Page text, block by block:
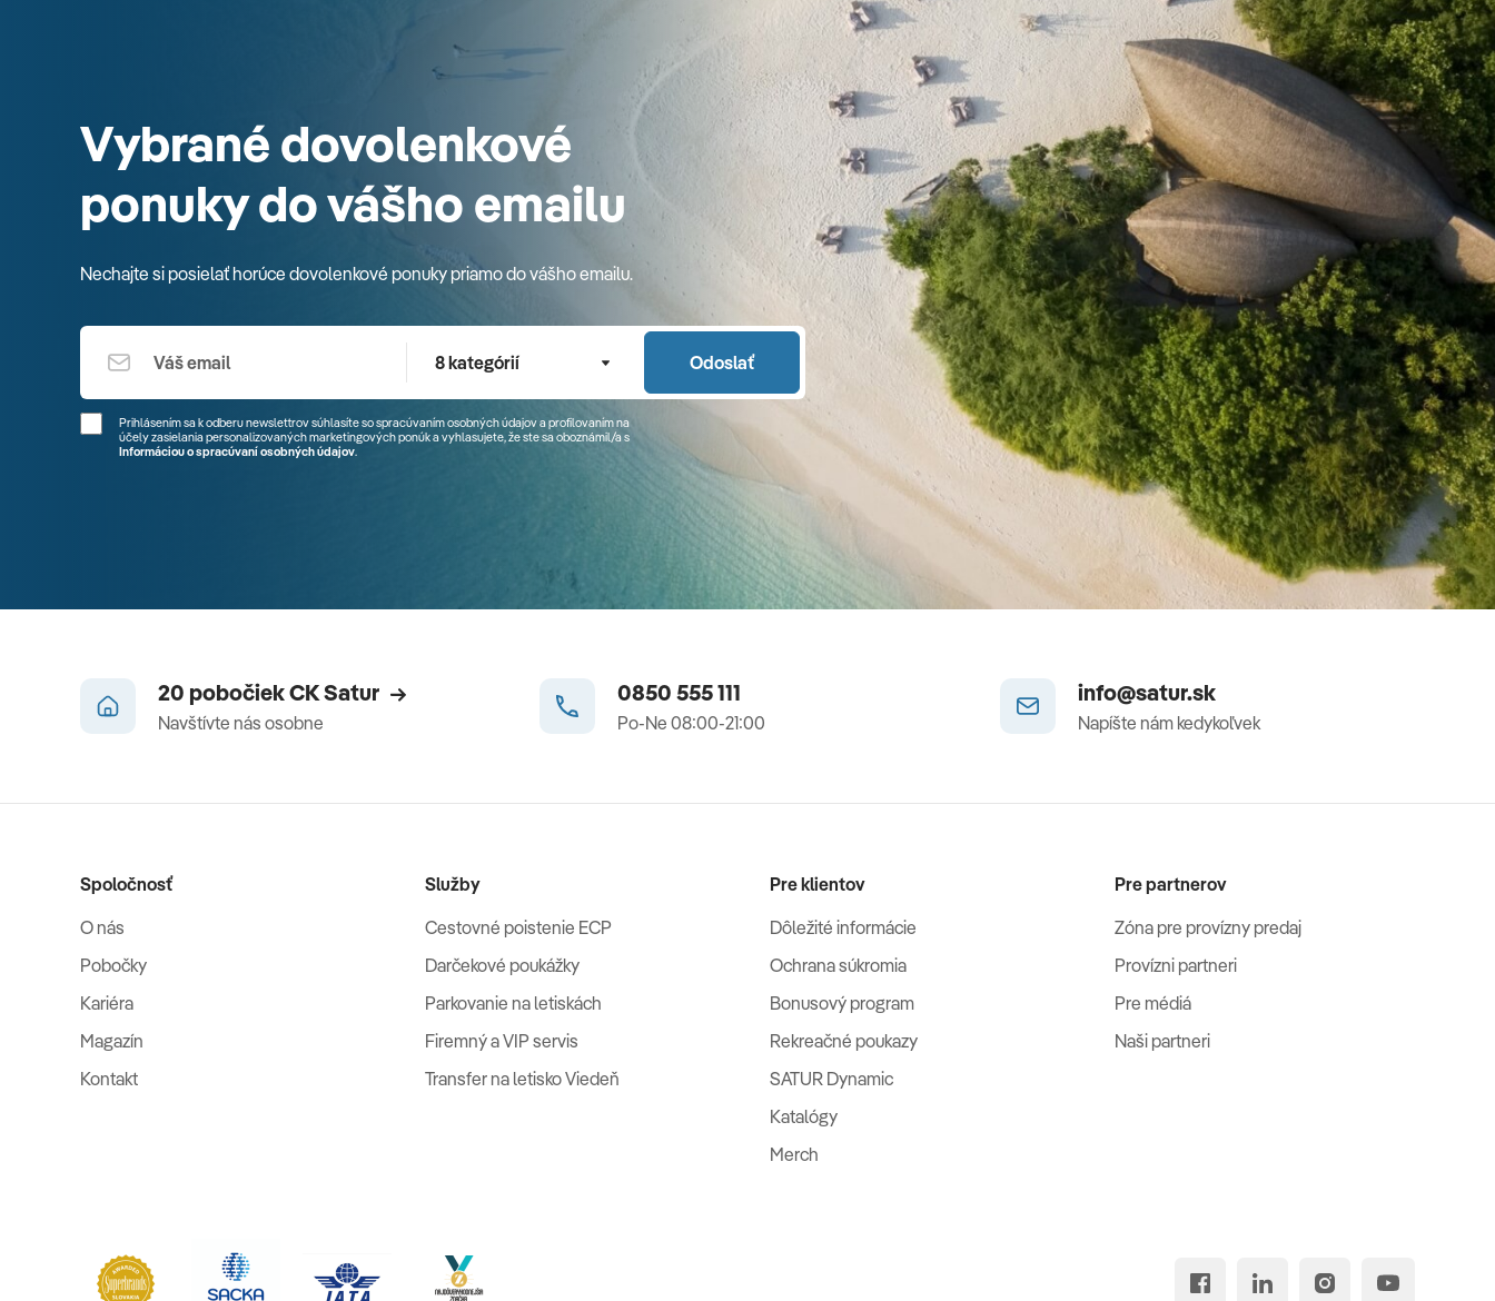
Vybrané dovolenkové
ponuky do vášho emailu
Nechajte si posielať horúce dovolenkové ponuky priamo do vášho emailu.
8 kategórií Odoslať
Prihlásením sa k odberu newslettrov súhlasíte so spracúvaním osobných údajov a profilovaním na
účely zasielania personalizovaných marketingových ponúk a vyhlasujete, že ste saoboznámil/as
Informáciou o spracúvaní osobných údajov.
20 pobočiek CK Satur
Navštívte nás osobne
0850 555 111
Po-Ne 08:00-21:00
info@satur.sk
Napíšte nám kedykoľvek
Spoločnosť
O nás
Pobočky
Kariéra
Magazín
Kontakt
Služby
Cestovné poistenie ECP
Darčekové poukážky
Parkovanie na letiskách
Firemný a VIP servis
Transfer na letisko Viedeň
Pre klientov
Dôležité informácie
Ochrana súkromia
Bonusový program
Rekreačné poukazy
SATUR Dynamic
Katalógy
Merch
Pre partnerov
Zóna pre provízny predaj
Provízni partneri
Pre médiá
Naši partneri